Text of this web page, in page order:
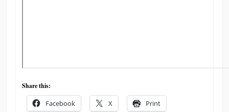
Share this:
Facebook X Print